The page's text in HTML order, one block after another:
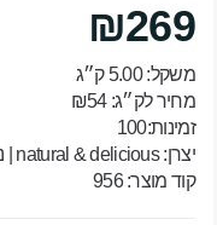
₪269
משקל: 5.00 ק״ג
מחיר לק״ג: ₪54
זמינות:100
יצרן:natural & delicious | נטורל אנד דלישס
קוד מוצר: 956